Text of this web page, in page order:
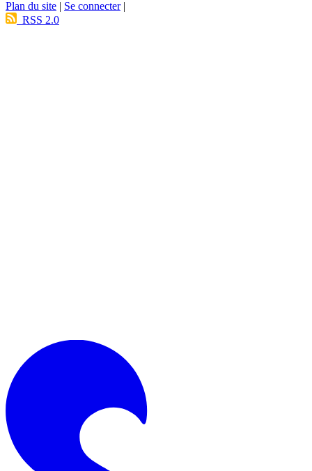
Plan du site | Se connecter|
RSS 2.0